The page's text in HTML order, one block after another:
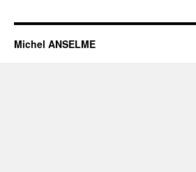
Michel ANSELME